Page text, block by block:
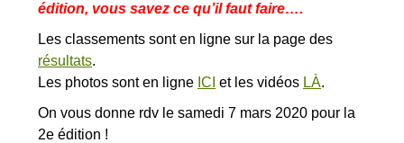
édition, vous savez ce qu’il faut faire….
Les classements sont en ligne sur la page des
résultats.
Les photos sont en ligne ICI et les vidéos LÀ.
On vous donne rdv le samedi 7 mars 2020 pour la
2e édition !